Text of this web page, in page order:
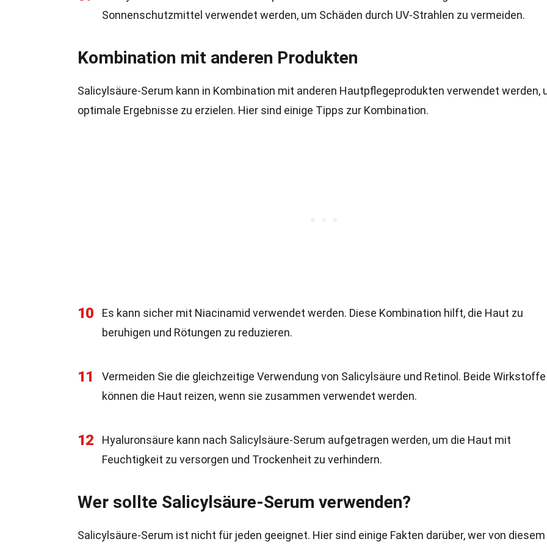
Sonnenschutzmittel verwendet werden, um Schäden durch UV-Strahlen zu vermeiden.
Kombination mit anderen Produkten
Salicylsäure-Serum kann in Kombination mit anderen Hautpflegeprodukten verwendet werden,
optimale Ergebnisse zu erzielen. Hier sind einige Tipps zur Kombination.
10
Es kann sicher mit Niacinamid verwendet werden. Diese Kombination hilft, die Haut zu
beruhigen und Rötungen zu reduzieren.
11
Vermeiden Sie die gleichzeitige Verwendung von Salicylsäure und Retinol. Beide Wirkstoffe
können die Haut reizen, wenn sie zusammen verwendet werden.
12
Hyaluronsäure kann nach Salicylsäure-Serum aufgetragen werden, um die Haut mit
Feuchtigkeit zu versorgen und Trockenheit zu verhindern.
Wer sollte Salicylsäure-Serum verwenden?
Salicylsäure-Serum ist nicht für jeden geeignet. Hier sind einige Fakten darüber, wer von diesem